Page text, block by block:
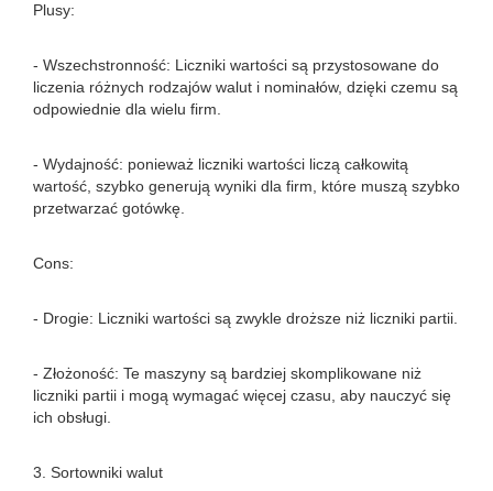
Plusy:
- Wszechstronność: Liczniki wartości są przystosowane do
liczenia różnych rodzajów walut i nominałów, dzięki czemu są
odpowiednie dla wielu firm.
- Wydajność: ponieważ liczniki wartości liczą całkowitą
wartość, szybko generują wyniki dla firm, które muszą szybko
przetwarzać gotówkę.
Cons:
- Drogie: Liczniki wartości są zwykle droższe niż liczniki partii.
- Złożoność: Te maszyny są bardziej skomplikowane niż
liczniki partii i mogą wymagać więcej czasu, aby nauczyć się
ich obsługi.
3. Sortowniki walut